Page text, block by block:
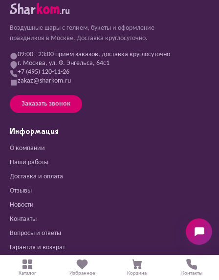
Sharkom.ru
Воздушные шары с гелием, букеты и оформление
праздников в Москве. Доставка круглосуточно.
09:00 - 23:00 прием заказов, доставка круглосуточно
г. Москва, ул. Ф. Энгельса, 64с1
+7 (495) 120-11-26
zakaz@sharkom.ru
Заказать звонок
Информация
О компании
Наши работы
Доставка и оплата
Отзывы
Новости
Контакты
Вопросы и ответы
Гарантия и возврат
Акции и подписка
Каталог Избранное Корзина Контакты